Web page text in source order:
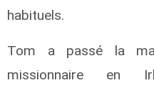
habituels.
Tom a passé la
missionnaire en